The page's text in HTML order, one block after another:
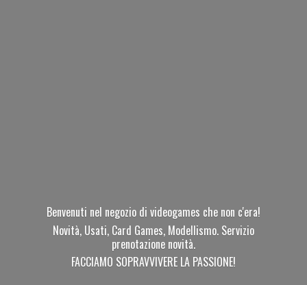
Benvenuti nel negozio di videogames che non c'era!
Novità, Usati, Card Games, Modellismo. Servizio
prenotazione novità.
FACCIAMO SOPRAVVIVERE LA PASSIONE!